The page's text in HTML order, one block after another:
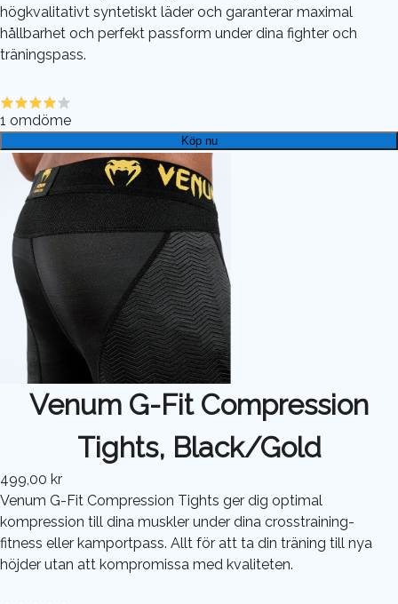
högkvalitativt syntetiskt läder och garanterar maximal
hållbarhet och perfekt passform under dina fighter och
träningspass.
1 omdöme
Köp nu
Venum G-Fit Compression
Tights, Black/Gold
499,00 kr
Venum G-Fit Compression Tights ger dig optimal
kompression till dina muskler under dina crosstraining-
fitness eller kamportpass. Allt för att ta din träning till nya
höjder utan att kompromissa med kvaliteten.